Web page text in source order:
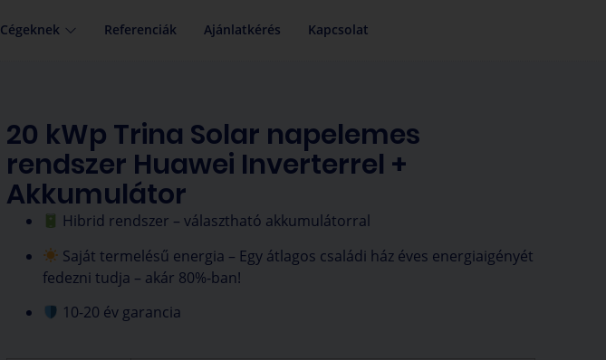
Cégeknek Referenciák Ajánlatkérés Kapcsolat
20 kWp Trina Solar napelemes
rendszer Huawei Inverterrel +
Akkumulátor
Hibrid rendszer – választható akkumulátorral
Saját termelésű energia – Egy átlagos családi ház éves energiaigényét
fedezni tudja – akár 80%-ban!
10-20 év garancia